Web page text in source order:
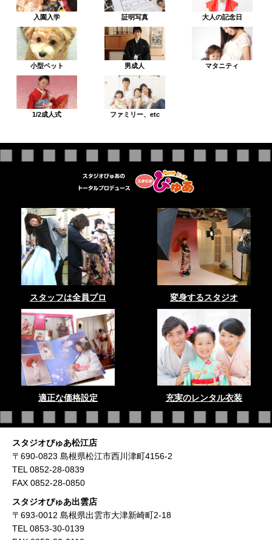
入園入学 証明写真 大人の記念日
小型ペット 男成人 マタニティ
1/2成人式 ファミリー、etc
スタッフは全員プロ 変身するスタジオ
適正な価格設定 充実のレンタル衣装
スタジオぴゅあ松江店
〒690-0823 島根県松江市西川津町4156-2
TEL 0852-28-0839
FAX 0852-28-0850
スタジオぴゅあ出雲店
〒693-0012 島根県出雲市大津新崎町2-18
TEL 0853-30-0139